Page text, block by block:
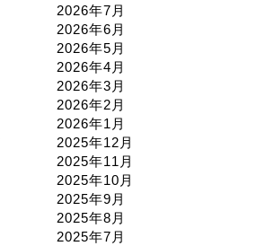
2026年7月
2026年6月
2026年5月
2026年4月
2026年3月
2026年2月
2026年1月
2025年12月
2025年11月
2025年10月
2025年9月
2025年8月
2025年7月